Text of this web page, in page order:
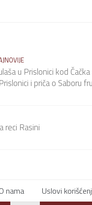
u Prislonici kod
i priča o Saboru
reci Rasini
nama Uslovi